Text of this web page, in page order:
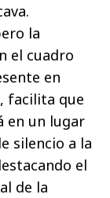
la
el cuadro
en
facilita que
en un lugar
silencio a la
el
de la